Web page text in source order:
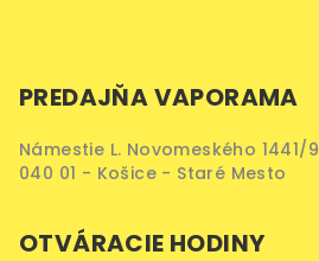
PREDAJŇA VAPORAMA
Námestie L. Novomeského 1441/9
040 01 - Košice - Staré Mesto
OTVÁRACIE HODINY